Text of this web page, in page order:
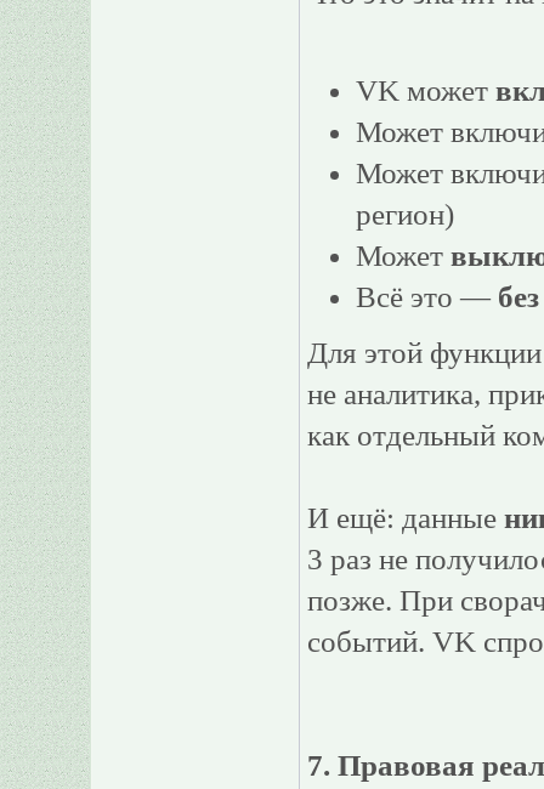
VK может
Может
Может
регион)
Может
Всё это —
Для этой
не аналитика,
как отдельный
И ещё: данные
3 раз не
позже. При
событий. VK
7. Правовая